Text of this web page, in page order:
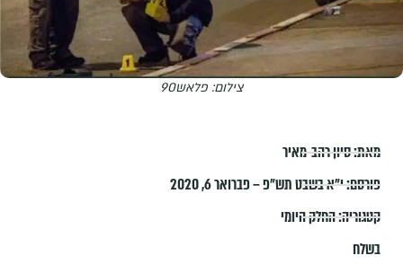
צילום: פלאש90
מאת:סיון רהב-מאיר
פורסם:י״א בשבט תש״פ – פברואר 6, 2020
קטגוריה:החלק היומי
בשלח